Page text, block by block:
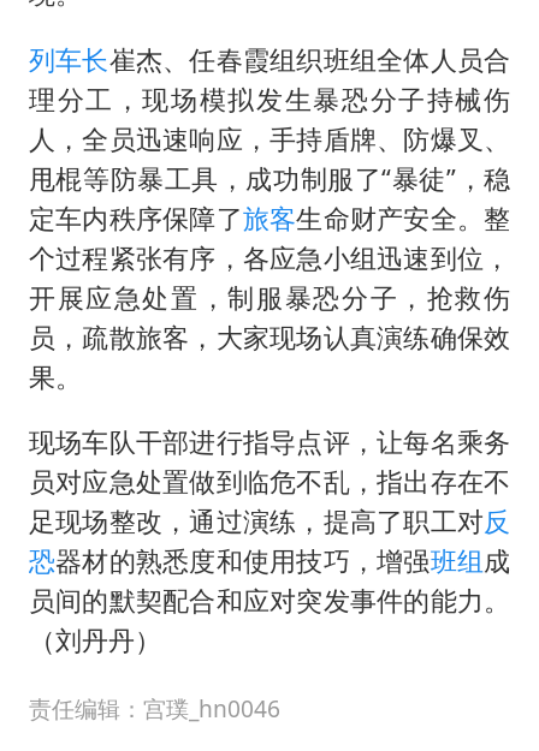
“新疆阿勒泰八月能滑雪”不实
日本试射“战斧”导弹，国防部回应
胡彦斌获《歌手2026》歌王
名创优品回应女子吐槽内裤质量差
秋天的第一杯奶茶到底有多火
飞机票免费退改真的来了
夯实基础开新局
列车长崔杰、任春霞组织班组全体人员合
理分工，现场模拟发生暴恐分子持械伤
人，全员迅速响应，手持盾牌、防爆叉、
甩棍等防暴工具，成功制服了“暴徒”，稳
定车内秩序保障了旅客生命财产安全。整
个过程紧张有序，各应急小组迅速到位，
开展应急处置，制服暴恐分子，抢救伤
员，疏散旅客，大家现场认真演练确保效
果。
现场车队干部进行指导点评，让每名乘务
员对应急处置做到临危不乱，指出存在不
足现场整改，通过演练，提高了职工对反
恐器材的熟悉度和使用技巧，增强班组成
员间的默契配合和应对突发事件的能力。
（刘丹丹）
责任编辑：宫璞_hn0046